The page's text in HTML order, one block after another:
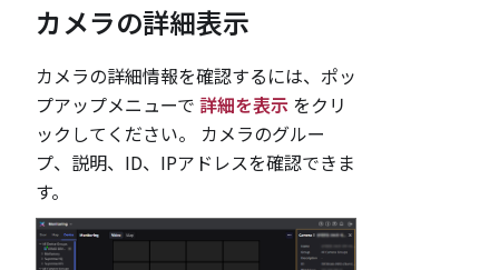
カメラの詳細表示
カメラの詳細情報を確認するには、ポッ
プアップメニューで 詳細を表示 をクリ
ックしてください。 カメラのグルー
プ、説明、ID、IPアドレスを確認できま
す。